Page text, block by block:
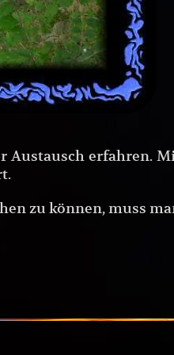
Austausch erfahren.
zu können, muss